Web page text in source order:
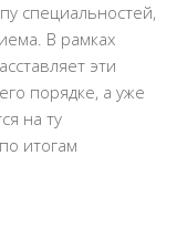
специальностей,
В рамках
эти
порядке, а уже
на ту
итогам